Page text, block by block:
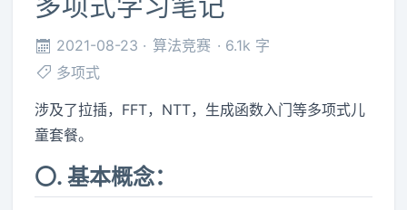
2021-08-23 算法竞赛
6.1k 字
多项式
涉及了拉插，FFT，NTT，生成函数入门等多项式儿
童套餐。
〇. 基本概念：